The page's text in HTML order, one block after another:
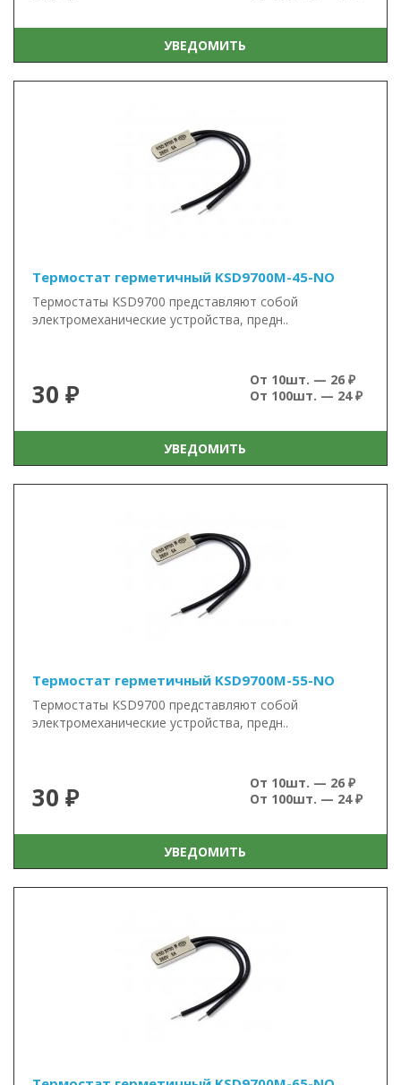
УВЕДОМИТЬ
Термостат герметичный KSD9700M-45-NO
Термостаты KSD9700 представляют собой
электромеханические устройства, предн..
30 ₽
От 10шт. — 26 ₽
От 100шт. — 24 ₽
УВЕДОМИТЬ
Термостат герметичный KSD9700M-55-NO
Термостаты KSD9700 представляют собой
электромеханические устройства, предн..
30 ₽
От 10шт. — 26 ₽
От 100шт. — 24 ₽
УВЕДОМИТЬ